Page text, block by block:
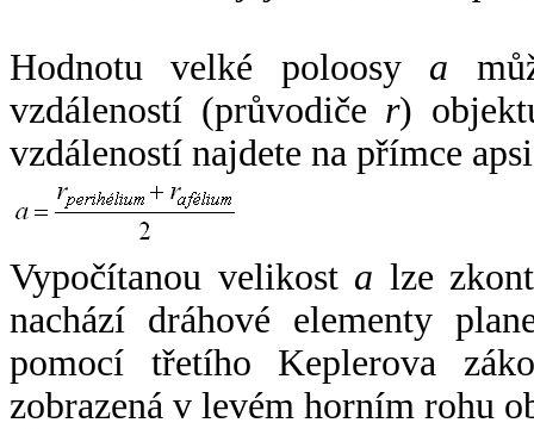
Hodnotu velké poloosy a
vzdáleností (průvodiče r)
vzdáleností najdete na přímce
Vypočítanou velikost a lze
nachází dráhové elementy
pomocí třetího Keplerova
zobrazená v levém horním rohu